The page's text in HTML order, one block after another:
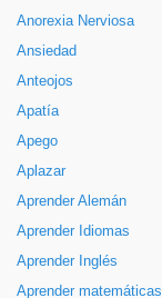
Anorexia Nerviosa
Ansiedad
Anteojos
Apatía
Apego
Aplazar
Aprender Alemán
Aprender Idiomas
Aprender Inglés
Aprender matemáticas